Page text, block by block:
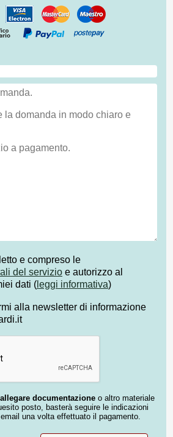
e compreso le
del servizio e autorizzo al
dati ( leggi informativa)
alla newsletter di informazione
allegare documentazione o altro materiale
posto, basterà seguire le indicazioni
una volta effettuato il pagamento.